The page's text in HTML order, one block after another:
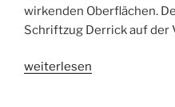
wirkenden Oberflächen.
Schriftzug Derrick auf
„Derrick
weiterlesen